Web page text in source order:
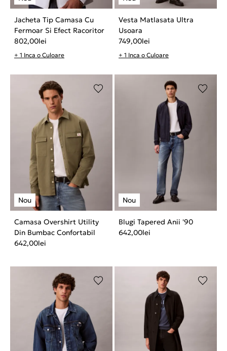
Jacheta Tip Camasa Cu
Fermoar Si Efect Racoritor
802,00lei
+ 1 Inca o Culoare
Vesta Matlasata Ultra
Usoara
749,00lei
+ 1 Inca o Culoare
Camasa Overshirt Utility
Din Bumbac Confortabil
642,00lei
Blugi Tapered Anii '90
642,00lei